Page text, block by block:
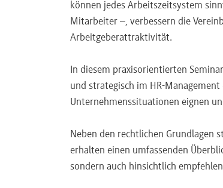
Ihre Fragen können Sie bereits
können jedes Arbeitszeitsystem
Mitarbeiter –, verbessern die
Arbeitgeberattraktivität.
In diesem praxisorientierten
und strategisch im HR-
Unternehmenssituationen eignen
Neben den rechtlichen Grundlagen
erhalten einen umfassenden
sondern auch hinsichtlich